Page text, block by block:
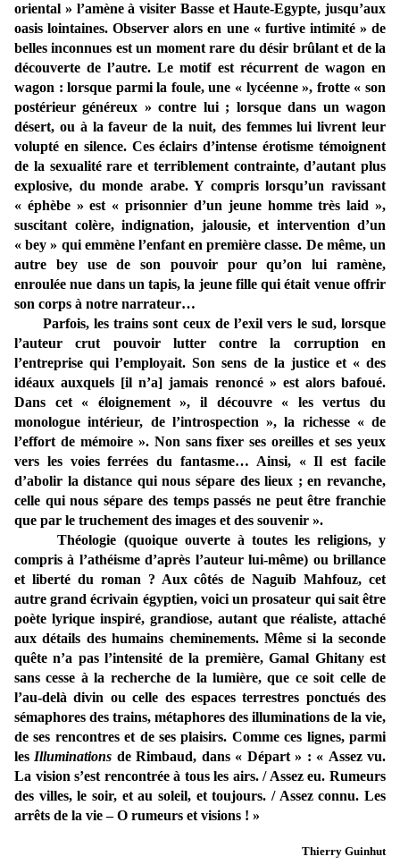
oriental » l’amène à visiter Basse et Haute-Egypte, jusqu’aux
oasis lointaines. Observer alors en une « furtive intimité » de
belles inconnues est un moment rare du désir brûlant et de la
découverte de l’autre. Le motif est récurrent de wagon en
wagon : lorsque parmi la foule, une « lycéenne », frotte « son
postérieur généreux » contre lui ; lorsque dans un wagon
désert, ou à la faveur de la nuit, des femmes lui livrent leur
volupté en silence. Ces éclairs d’intense érotisme témoignent
de la sexualité rare et terriblement contrainte, d’autant plus
explosive, du monde arabe. Y compris lorsqu’un ravissant
« éphèbe » est « prisonnier d’un jeune homme très laid »,
suscitant colère, indignation, jalousie, et intervention d’un
« bey » qui emmène l’enfant en première classe. De même, un
autre bey use de son pouvoir pour qu’on lui ramène,
enroulée nue dans un tapis, la jeune fille qui était venue offrir
son corps à notre narrateur…
Parfois, les trains sont ceux de l’exil vers le sud, lorsque
l’auteur crut pouvoir lutter contre la corruption en
l’entreprise qui l’employait. Son sens de la justice et « des
idéaux auxquels [il n’a] jamais renoncé » est alors bafoué.
Dans cet « éloignement », il découvre « les vertus du
monologue intérieur, de l’introspection », la richesse « de
l’effort de mémoire ». Non sans fixer ses oreilles et ses yeux
vers les voies ferrées du fantasme… Ainsi, « Il est facile
d’abolir la distance qui nous sépare des lieux ; en revanche,
celle qui nous sépare des temps passés ne peut être franchie
que par le truchement des images et des souvenir ».
Théologie (quoique ouverte à toutes les religions, y
compris à l’athéisme d’après l’auteur lui-même) ou brillance
et liberté du roman ? Aux côtés de Naguib Mahfouz, cet
autre grand écrivain égyptien, voici un prosateur qui sait être
poète lyrique inspiré, grandiose, autant que réaliste, attaché
aux détails des humains cheminements. Même si la seconde
quête n’a pas l’intensité de la première, Gamal Ghitany est
sans cesse à la recherche de la lumière, que ce soit celle de
l’au-delà divin ou celle des espaces terrestres ponctués des
sémaphores des trains, métaphores des illuminations de la vie,
de ses rencontres et de ses plaisirs. Comme ces lignes, parmi
les Illuminations de Rimbaud, dans « Départ » : « Assez vu.
La vision s’est rencontrée à tous les airs. / Assez eu. Rumeurs
des villes, le soir, et au soleil, et toujours. / Assez connu. Les
arrêts de la vie – O rumeurs et visions ! »
Thierry Guinhut